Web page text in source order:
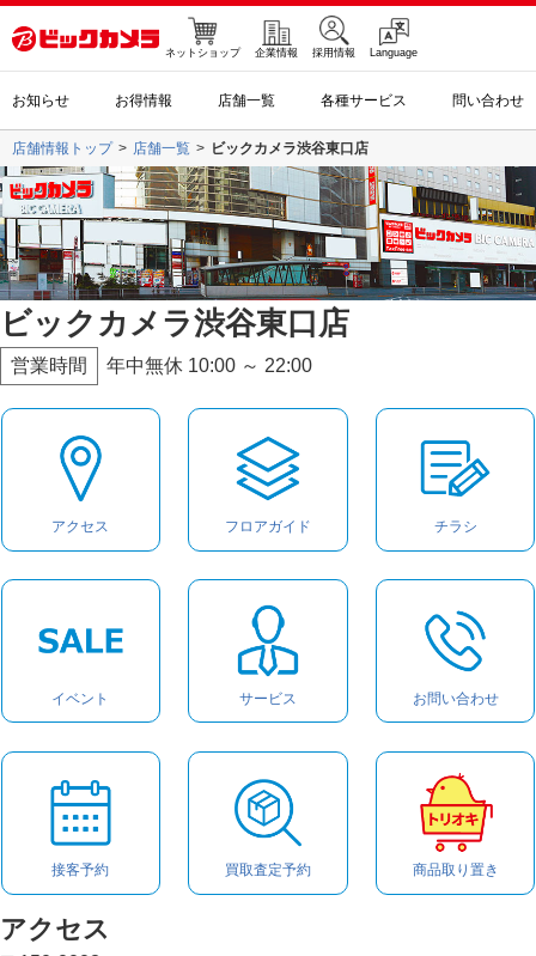
お知らせ お得情報 店舗一覧 各種サービス 問い合わせ
ネットショップ 企業情報 採用情報 Language
店舗情報トップ 店舗一覧 ビックカメラ渋谷東口店
ビックカメラ渋谷東口店
営業時間 年中無休 10:00 ～ 22:00
アクセス フロアガイド チラシ
イベント サービス お問い合わせ
接客予約 買取査定予約 商品取り置き
アクセス